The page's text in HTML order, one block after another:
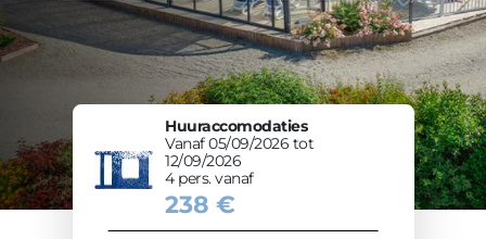
Huuraccomodaties
Vanaf 05/09/2026 tot
12/09/2026
4 pers. vanaf
238 €